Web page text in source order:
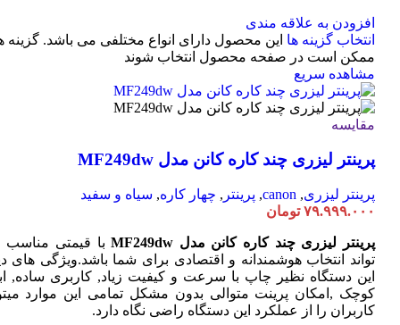
افزودن به علاقه مندی
انتخاب گزینه ها این محصول دارای انواع مختلفی می باشد. گزینه
ممکن است در صفحه محصول انتخاب شوند
مشاهده سریع
مقایسه
پرینتر لیزری چند کاره کانن مدل MF249dw
پرینتر لیزری,
canon
, پرینتر , چهار کاره, سیاه و سفید
۷۹.۹۹۹.۰۰۰ تومان
پرینتر لیزری چند کاره کانن مدل MF249dw
با قیمتی
تواند انتخاب هوشمندانه و اقتصادی برای شما باشد.ویژگی های
این دستگاه نظیر چاپ با سرعت و کیفیت زیاد, کاربری ساده,
کوچک ,امکان پرینت متوالی بدون مشکل تمامی این موارد
کاربران را از عملکرد این دستگاه راضی نگاه دارد.